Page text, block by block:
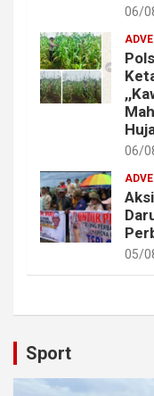
06/
06/
05/
Sport